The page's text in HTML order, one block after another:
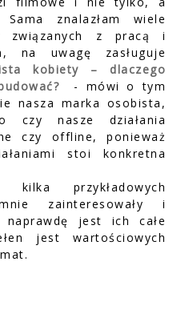
znalazłam wiele
związanych z pracą i
na uwagę zasługuje
kobiety – dlaczego
- mówi o tym
nasza marka osobista,
czy nasze działania
czy offline, ponieważ
stoi konkretna
kilka przykładowych
zainteresowały i
naprawdę jest ich całe
jest wartościowych